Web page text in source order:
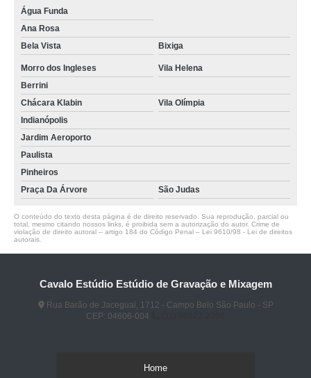
Água Funda
Ana Rosa
Bela Vista
Bixiga
Morro dos Ingleses
Vila Helena
Berrini
Chácara Klabin
Vila Olímpia
Indianópolis
Jardim Aeroporto
Paulista
Pinheiros
Praça Da Árvore
São Judas
O conteúdo do texto desta página é de direito reservado. Sua reprodução, parcial ou
total, mesmo citando nossos links, é proibida sem a autorização do autor. Crime de
violação de direito autoral – artigo 184 do Código Penal – Lei 9610/98 - Lei de direitos
autorais
Cavalo Estúdio Estúdio de Gravação e Mixagem
Rua Barão de Jaceguai, 1712 - Campo Belo São Paulo - SP
CEP: 04606-004
Home